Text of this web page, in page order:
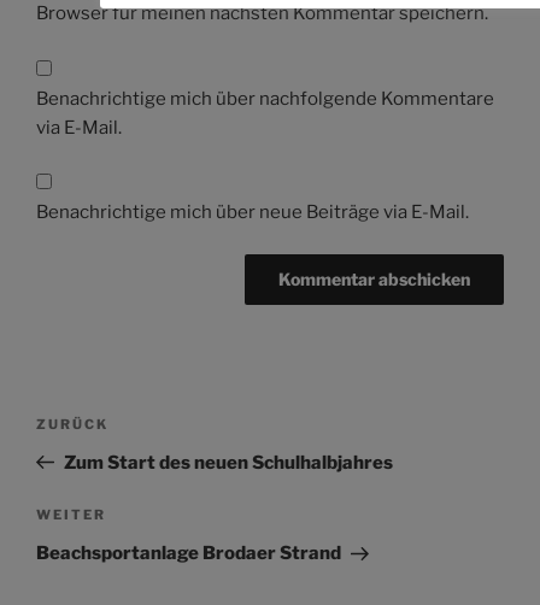
Browser für meinen nächsten Kommentar speichern.
Benachrichtige mich über nachfolgende Kommentare
via E-Mail.
Benachrichtige mich über neue Beiträge via E-Mail.
Beitragsnavigation
Vorheriger
Beitrag
ZURÜCK
Zum Start des neuen Schulhalbjahres
Nächster
Beitrag
WEITER
Beachsportanlage Brodaer Strand